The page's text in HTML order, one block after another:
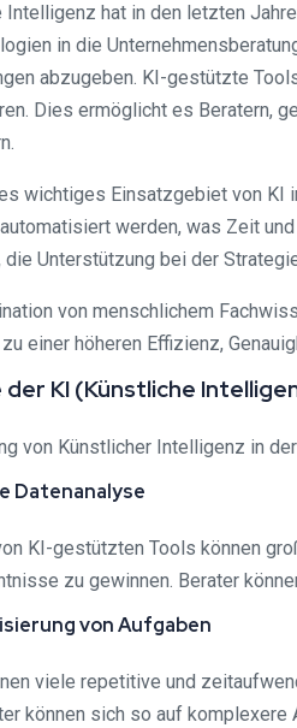
Intelligenz hat in den letzten
in die
abzugeben. KI-gestützte
Dies ermöglicht es Beratern,
wichtiges Einsatzgebiet von KI
werden, was Zeit
die Unterstützung bei der
von menschlichem
einer höheren Effizienz,
KI (Künstliche
von Künstlicher Intelligenz in
Datenanalyse
KI-gestützten Tools können
zu gewinnen. Berater
von Aufgaben
viele repetitive und
können sich so auf